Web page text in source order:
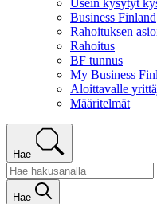
Usein kysytyt
Business Finland
Rahoituksen
Rahoitus
BF tunnus
My Business
Aloittavalle
Määritelmät
Hae
Hae